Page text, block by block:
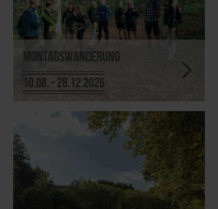
Montagswanderung
10.08. - 28.12.2026